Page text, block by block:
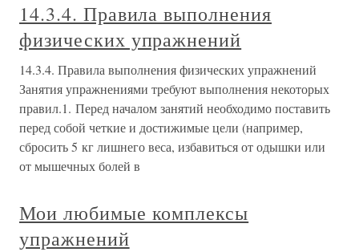
14.3.4. Правила выполнения
физических упражнений
14.3.4. Правила выполнения физических упражнений
Занятия упражнениями требуют выполнения некоторых
правил.1. Перед началом занятий необходимо поставить
перед собой четкие и достижимые цели (например,
сбросить 5 кг лишнего веса, избавиться от одышки или
от мышечных болей в
Мои любимые комплексы
упражнений